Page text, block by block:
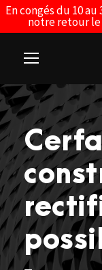
En congés du 10
notre retour le